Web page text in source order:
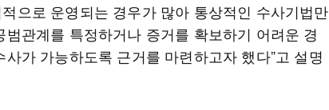
으로 운영되는 경우가 많아 통상적인 수사기법만
범관계를 특정하거나 증거를 확보하기 어려운 경
가 가능하도록 근거를 마련하고자 했다”고 설명